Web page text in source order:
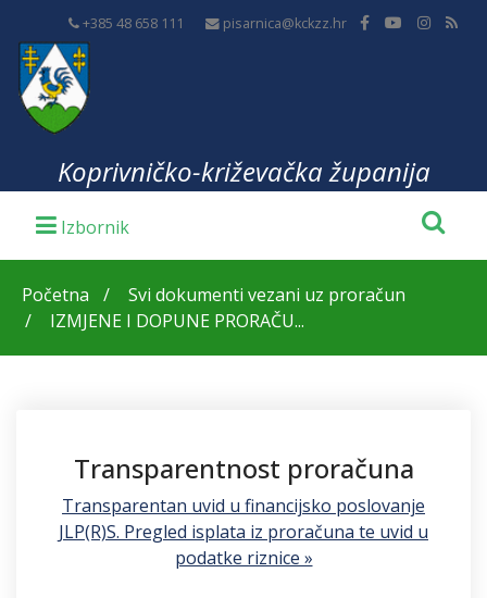
+385 48 658 111 pisarnica@kckzz.hr
Koprivničko-križevačka županija
Početna
Svi dokumenti vezani uz proračun
IZMJENE I DOPUNE PRORAČU...
Transparentnost proračuna
Transparentan uvid u financijsko poslovanje
JLP(R)S. Pregled isplata iz proračuna te uvid u
podatke riznice »